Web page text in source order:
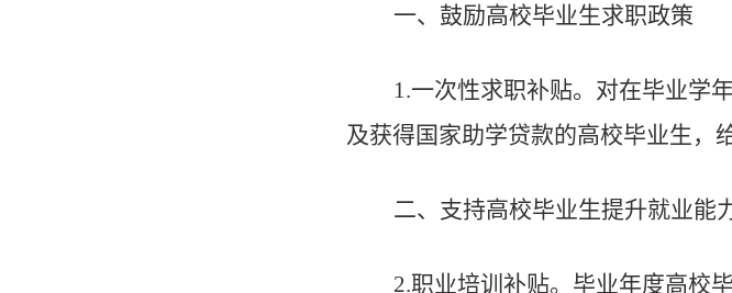
一、鼓励高校毕业生求职政策
1.一次性求职补贴。 对在毕业学年
及获得国家助学贷款的高校毕业生，
二、支持高校毕业生提升就业能
2.职业培训补贴。 毕业年度高校